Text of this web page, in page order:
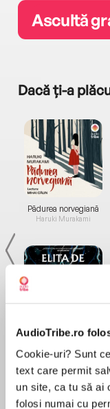
AudioTribe.ro
Cookie-uri? Sunt
text care permit
un site, ca tu să ai
folosi numai cu
Ascultă
Dacă ți-a
Pădurea norvegiană
Haruki Murakami
Elita de Argint (Elita